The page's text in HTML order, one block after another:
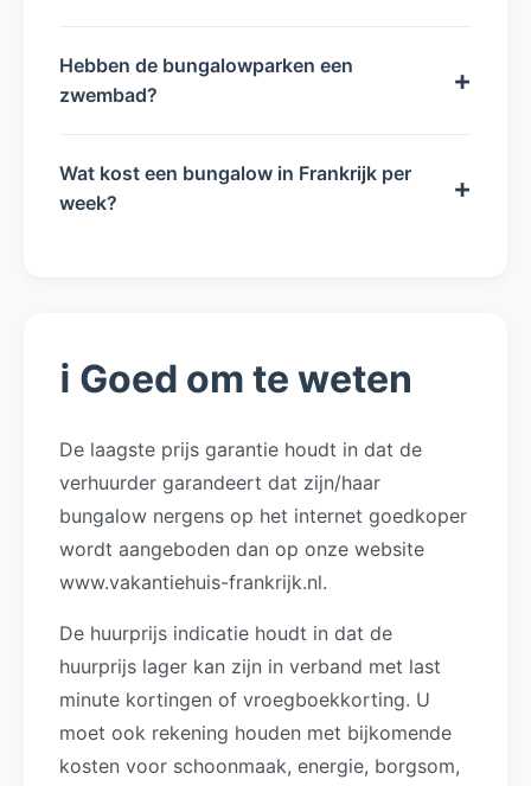
Hebben de bungalowparken een
zwembad?
+
Wat kost een bungalow in Frankrijk per
week?
+
ℹ️ Goed om te weten
De laagste prijs garantie houdt in dat de
verhuurder garandeert dat zijn/haar
bungalow nergens op het internet goedkoper
wordt aangeboden dan op onze website
www.vakantiehuis-frankrijk.nl.
De huurprijs indicatie houdt in dat de
huurprijs lager kan zijn in verband met last
minute kortingen of vroegboekkorting. U
moet ook rekening houden met bijkomende
kosten voor schoonmaak, energie, borgsom,